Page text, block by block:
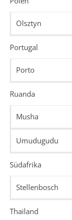
Olsztyn
Portugal
Porto
Ruanda
Musha
Umudugudu
Südafrika
Stellenbosch
Thailand